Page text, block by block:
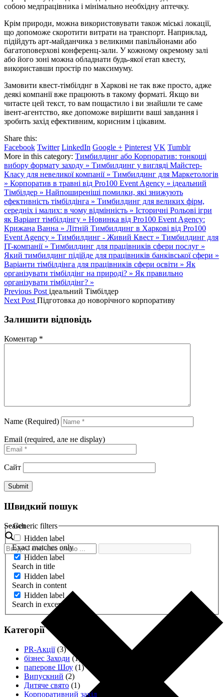
собою медпрацівника і мінімально необхідну аптечку.
Крім природи, можна використовувати також міські локації,
що допоможе скоротити витрати на транспорт. Наприклад,
підійдуть арт-майданчика з великими павільйонами або
багатоповерхові конференц-зали. У кожному окремому залі
або його зоні можна обладнати будь-якої етап квесту,
використавши простір по максимуму.
Замовити квест-тімбілднг в Харкові не так вже просто, адже
деякі компанії вже працюють в такому форматі. Якщо ви
читаєте цей текст, то вам пощастило і ви знайшли те саме
івент-агентство, яке допоможе вирішити ваші завдання і
зробить захід ефективним, корисним і цікавим.
Share this:
Facebook Twitter LinkedIn Google + Pinterest VK Tumblr
More in this category: Тимбилдинг або Корпоратив: тонкощі
вибору формату заходу » Тимбилдинг у вигляді Майстер-
Класу для невеликої компанії » Тимбилдинг для Маркетологів
» Корпоратив в травні від Pro100 Event Agency » ідеальний
Тімбілдер » Найпоширеніші помилки, які знижують
ефективність тімбілдінга » Тимбилдинг для великих фірм,
середніх і малих: в чому відмінність » Історичні Рольові ігри
як Варіант тімбілдінгу » Новинка від Pro100 Event Agency:
Крижана Ванна » Літній Тимбилдинг в Харкові від Pro100
Event Agency » Тимбилдинг - Живий Квест » Тимбилдинг для
IT-компанії » Тимбилдинг для працівників сфери послуг »
Який тимбилдинг підійде для працівників банківської сфери »
Варіанти тімбілдінга для працівників сфери освіти » Як
організувати тімбілдінг на природі? » Як правильно
організувати тімбілдінг? »
Previous Post ідеальний Тімбілдер
Next Post Підготовка до новорічного корпоративу
Залишити відповідь
Коментар *
Name (Required)
Email (required, але не display)
Сайт
Швидкий пошук
Search
Generic filters
Hidden label
Exact matches only
Hidden label
Search in title
Hidden label
Search in content
Hidden label
Search in excerpt
Категорії
PR-Акції(3)
бізнес Заходи (1)
паперове Шоу (1)
Випускний (2)
Дитяче свято (1)
Корпоративний захід